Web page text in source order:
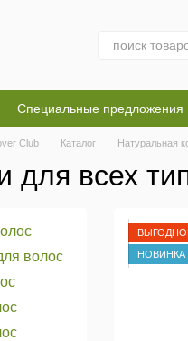
Специальные предложения
Оферта
Club Каталог Натуральная
для всех
НОВИНКА
волос